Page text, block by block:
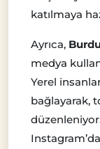
katılmaya
Ayrıca,
medya
Yerel
bağlayarak,